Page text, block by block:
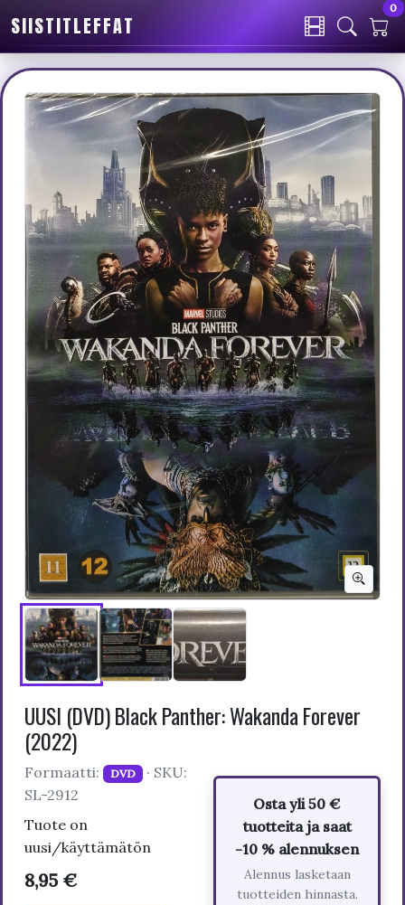
SIISTITLEFFAT
0
UUSI (DVD) Black Panther: Wakanda Forever
(2022)
Formaatti: DVD · SKU:
SL-2912
Tuote on
uusi/käyttämätön
8,95 €
Osta yli 50 €
tuotteita ja saat
-10 % alennuksen
Alennus lasketaan
tuotteiden hinnasta.